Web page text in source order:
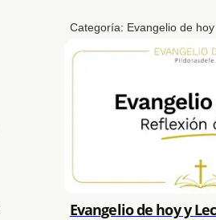
Categoría: Evangelio de hoy
Evangelio de hoy y